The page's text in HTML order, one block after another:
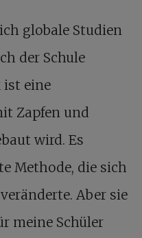
globale Studien
der Schule
ist eine
Zapfen und
wird. Es
Methode, die sich
Aber sie
meine Schüler